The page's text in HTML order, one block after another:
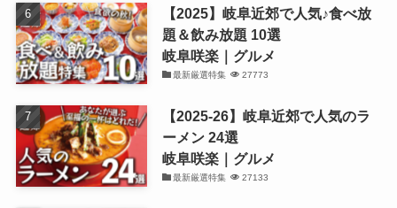
【2025】岐阜近郊で人気♪食べ放
題＆飲み放題 10選
岐阜咲楽｜グルメ
最新厳選特集 27773
【2025-26】岐阜近郊で人気のラ
ーメン 24選
岐阜咲楽｜グルメ
最新厳選特集 27133